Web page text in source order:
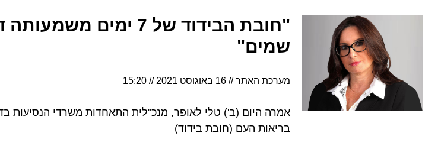
"חובת הבידוד של 7 ימים
שמים"
מערכת האתר 16 באוגוסט 2021 15:20
אמרה היום (ב') טלי לאופר, מנכ"לית התאחדות משרדי הנסיעות בדיון
בריאות העם (חובת בידוד)